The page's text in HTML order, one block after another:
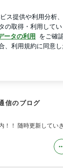
て ブログの更新通知
信のブログ
！ 随時更新していき